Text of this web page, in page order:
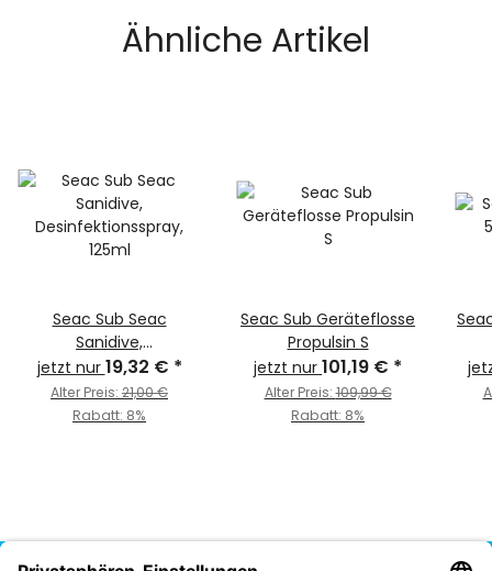
Ähnliche Artikel
Seac Sub Seac
Sanidive,
Desinfektionsspray,
125ml
jetzt nur 19,32 € *
Alter Preis: 21,00 €
Rabatt: 8%
Seac Sub Geräteflosse
Propulsin S
jetzt nur 101,19 € *
Alter Preis:109,99 €
Rabatt: 8%